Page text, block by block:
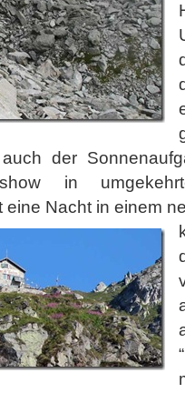
der
in
eine Nacht in einem